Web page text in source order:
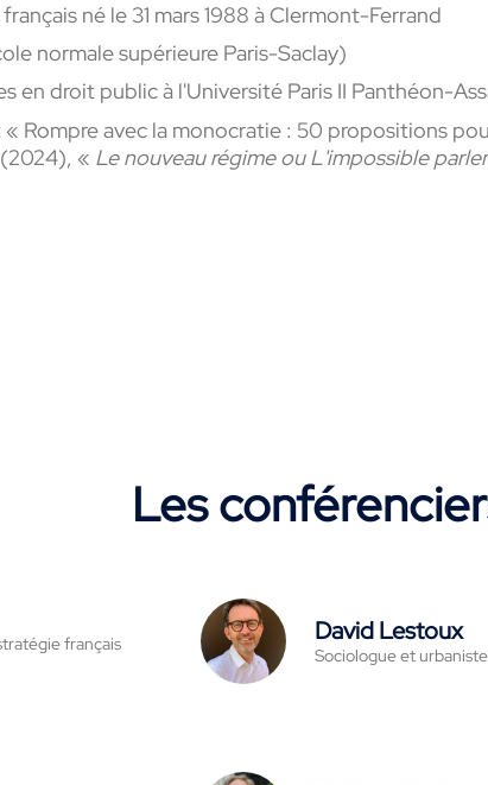
né le 31 mars 1988 à Clermont-Ferrand
normale supérieure Paris-Saclay)
en droit public à l'Université Paris II Panthéon-
« Rompre avec la monocratie : 50 propositions
« Le nouveau régime ou L'impossible
Les
français David Lestoux
Sociologue et